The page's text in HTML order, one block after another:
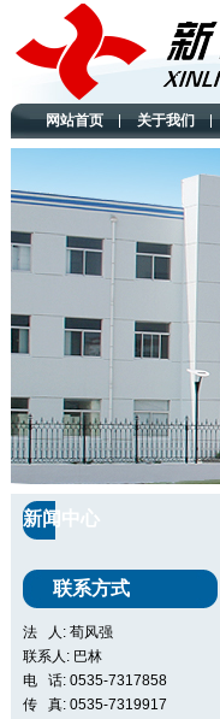
网站首页 关于我们
新闻中心
联系方式
法 人: 荀风强
联系人: 巴林
电 话: 0535-7317858
传 真: 0535-7319917